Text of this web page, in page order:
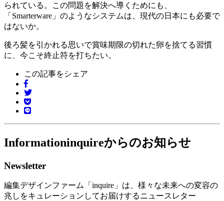
られている。この問題を解決へ導くためにも、
「Smarterware」のようなシステムは、現代の日本にも必要で
はないか。
後ろ髪を引かれる思いで賞味期限の切れた卵を捨てる習慣
に、今こそ終止符を打ちたい。
この記事をシェア
Informationinquireからのお知らせ
Newsletter
編集デザインファーム「inquire」は、様々な未来への変容の
兆しをキュレーションしてお届けするニュースレター